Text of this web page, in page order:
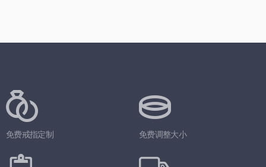
免费戒指定制 免费调整大小